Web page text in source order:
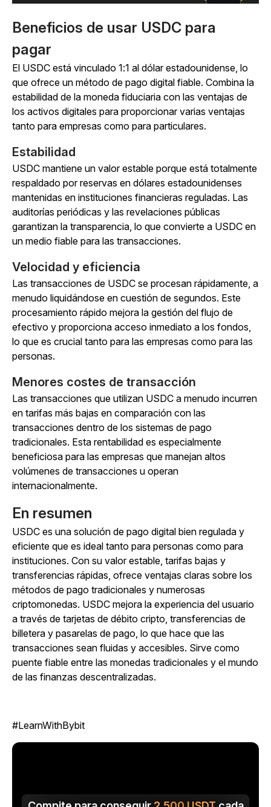
Beneficios de usar USDC para
pagar
El USDC está vinculado 1:1 al dólar estadounidense, lo
que ofrece un método de pago digital fiable. Combina la
estabilidad de la moneda fiduciaria con las ventajas de
los activos digitales para proporcionar varias ventajas
tanto para empresas como para particulares.
Estabilidad
USDC mantiene un valor estable porque está totalmente
respaldado por reservas en dólares estadounidenses
mantenidas en instituciones financieras reguladas. Las
auditorías periódicas y las revelaciones públicas
garantizan la transparencia, lo que convierte a USDC en
un medio fiable para las transacciones.
Velocidad y eficiencia
Las transacciones de USDC se procesan rápidamente, a
menudo liquidándose en cuestión de segundos. Este
procesamiento rápido mejora la gestión del flujo de
efectivo y proporciona acceso inmediato a los fondos,
lo que es crucial tanto para las empresas como para las
personas.
Menores costes de transacción
Las transacciones que utilizan USDC a menudo incurren
en tarifas más bajas en comparación con las
transacciones dentro de los sistemas de pago
tradicionales. Esta rentabilidad es especialmente
beneficiosa para las empresas que manejan altos
volúmenes de transacciones u operan
internacionalmente.
En resumen
USDC es una solución de pago digital bien regulada y
eficiente que es ideal tanto para personas como para
instituciones. Con su valor estable, tarifas bajas y
transferencias rápidas, ofrece ventajas claras sobre los
métodos de pago tradicionales y numerosas
criptomonedas. USDC mejora la experiencia del usuario
a través de tarjetas de débito cripto, transferencias de
billetera y pasarelas de pago, lo que hace que las
transacciones sean fluidas y accesibles. Sirve como
puente fiable entre las monedas tradicionales y el mundo
de las finanzas descentralizadas.
#LearnWithBybit